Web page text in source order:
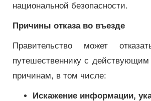
национальной безопасности.
Причины отказа во въезде
Правительство может
путешественнику с
причинам, в том числе:
Искажение информации,